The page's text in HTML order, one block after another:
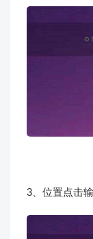
3、位置点击